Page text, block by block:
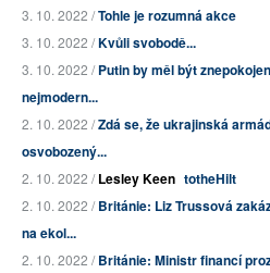
3. 10. 2022 /Tohle je rozumná akce
3. 10. 2022 /Kvůli svobodě...
3. 10. 2022 /Putin by měl být
nejmodern...
2. 10. 2022 /Zdá se, že ukrajinská
osvobozený...
2. 10. 2022 /Lesley Keen totheHilt
2. 10. 2022 /Británie: Liz Trussová
na ekol...
2. 10. 2022 /Británie: Ministr financí